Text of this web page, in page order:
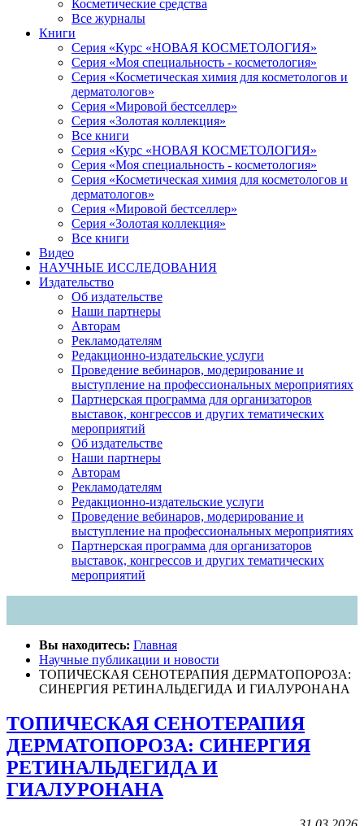
Косметические средства
Все журналы
Книги
Серия «Курс «НОВАЯ КОСМЕТОЛОГИЯ»
Серия «Моя специальность - косметология»
Серия «Косметическая химия для косметологов и
дерматологов»
Серия «Мировой бестселлер»
Серия «Золотая коллекция»
Все книги
Серия «Курс «НОВАЯ КОСМЕТОЛОГИЯ»
Серия «Моя специальность - косметология»
Серия «Косметическая химия для косметологов и
дерматологов»
Серия «Мировой бестселлер»
Серия «Золотая коллекция»
Все книги
Видео
НАУЧНЫЕ ИССЛЕДОВАНИЯ
Издательство
Об издательстве
Наши партнеры
Авторам
Рекламодателям
Редакционно-издательские услуги
Проведение вебинаров, модерирование и
выступление на профессиональных мероприятиях
Партнерская программа для организаторов
выставок, конгрессов и других тематических
мероприятий
Об издательстве
Наши партнеры
Авторам
Рекламодателям
Редакционно-издательские услуги
Проведение вебинаров, модерирование и
выступление на профессиональных мероприятиях
Партнерская программа для организаторов
выставок, конгрессов и других тематических
мероприятий
Вы находитесь: Главная
Научные публикации и новости
ТОПИЧЕСКАЯ CЕНОТЕРАПИЯ ДЕРМАТОПОРОЗА:
СИНЕРГИЯ РЕТИНАЛЬДЕГИДА И ГИАЛУРОНАНА
ТОПИЧЕСКАЯ CЕНОТЕРАПИЯ
ДЕРМАТОПОРОЗА: СИНЕРГИЯ
РЕТИНАЛЬДЕГИДА И
ГИАЛУРОНАНА